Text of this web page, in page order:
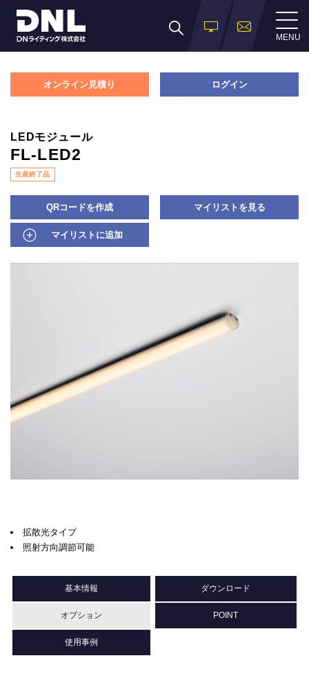
MENU
オンライン見積り ログイン
LEDモジュール
FL-LED2
生産終了品
QRコードを作成 マイリストを見る
マイリストに追加
拡散光タイプ
照射方向調節可能
基本情報 ダウンロード
オプション POINT
使用事例